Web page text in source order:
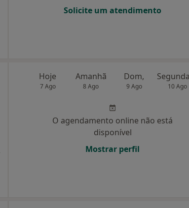
Solicite um atendimento
Hoje
7 Ago
Amanhã
8 Ago
Dom,
9 Ago 10 Ago
O agendamento online não está
disponível
Mostrar perfil